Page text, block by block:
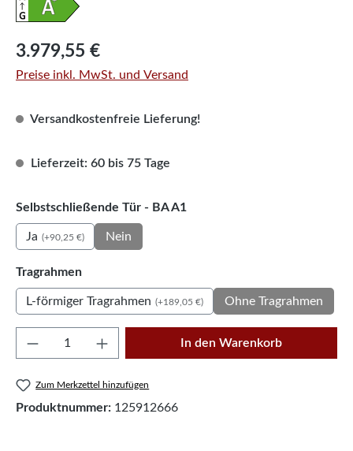
Regulärer Preis:
3.979,55 €
Preise inkl. MwSt. und Versand
Versandkostenfreie Lieferung!
Lieferzeit: 60 bis 75 Tage
Selbstschließende Tür - BA A1
Ja (+90,25 €) Nein
Tragrahmenauswählen
L-förmiger Tragrahmen (+189,05 €) Ohne Tragrahmen
Produkt Anzahl: Gib den gewünschten
In den Warenkorb
Zum Merkzettel hinzufügen
Produktnummer: 125912666